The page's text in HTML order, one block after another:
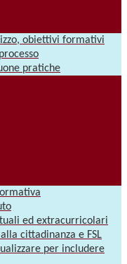
obiettivi formativi
pratiche
ed extracurricolari
cittadinanza e FSL
per includere